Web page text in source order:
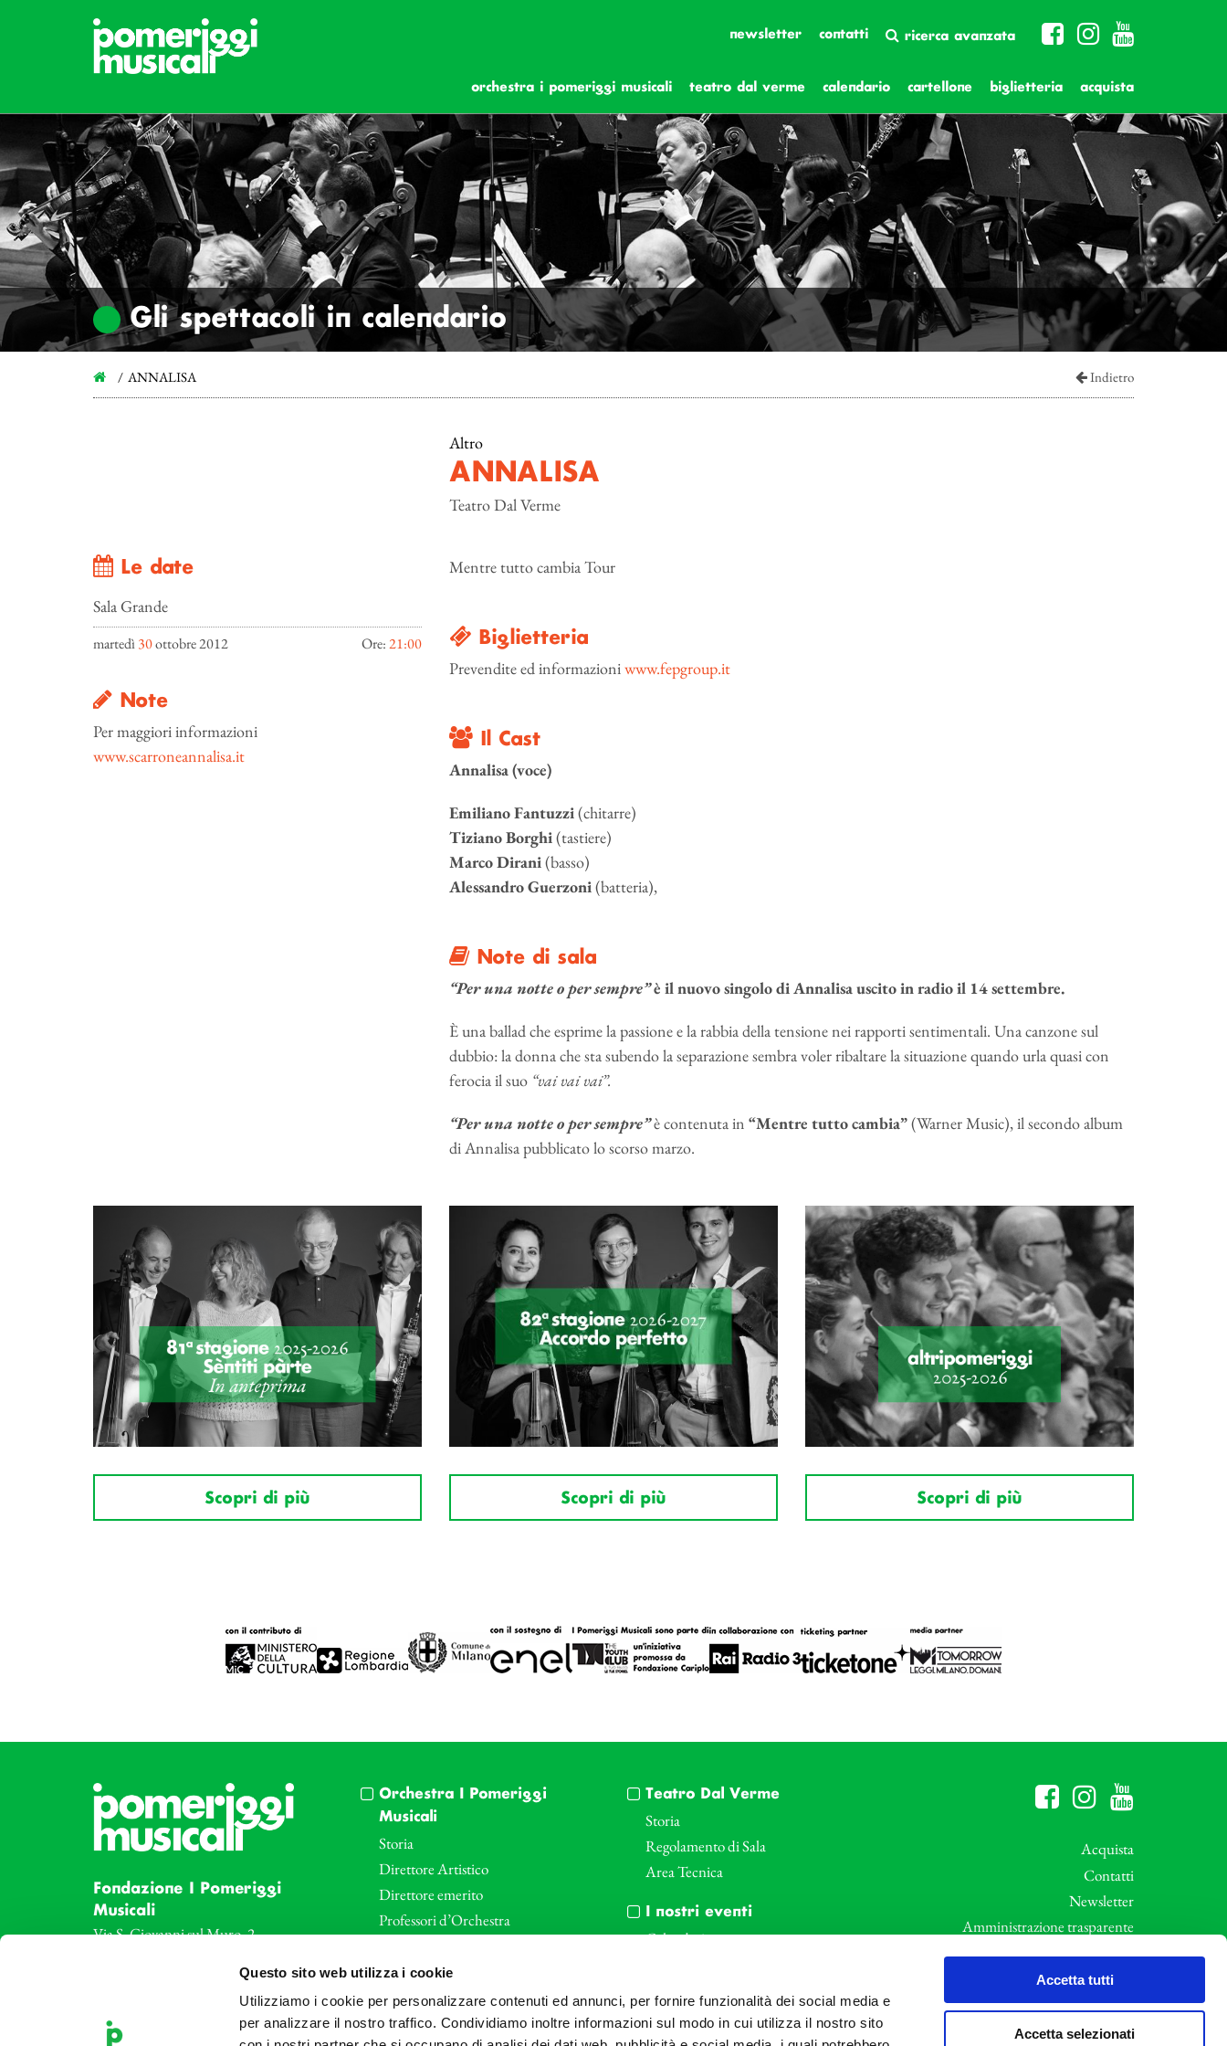
Questo sito web utilizza i cookie
Utilizziamo i cookie per personalizzare contenuti ed annunci, per fornire funzionalità dei social media e
per analizzare il nostro traffico. Condividiamo inoltre informazioni sul modo in cui utilizza il nostro sito
Accetta tutti
Accetta selezionati
newsletter contatti ricerca avanzata
orchestra i pomeriggi musicali teatro dal verme calendario cartellone biglietteria acquista
Gli spettacoli in calendario
ANNALISA Indietro
Le date
Sala Grande
martedì30ottobre 2012 Ore:21:00
Note
Per maggiori informazioni
www.scarroneannalisa.it
Altro
ANNALISA
Teatro Dal Verme
Mentre tutto cambia Tour
Biglietteria
Prevendite ed informazioniwww.fepgroup.it
Il Cast
Annalisa (voce)
Emiliano Fantuzzi(chitarre)
Tiziano Borghi(tastiere)
Marco Dirani(basso)
Alessandro Guerzoni(batteria),
Note di sala
“Per una notte o per sempre”è il nuovo singolo di Annalisa uscito in radio il 14 settembre.
È una ballad che esprime la passione e la rabbia della tensione nei rapporti sentimentali. Una canzone sul
dubbio: la donna che sta subendo la separazione sembra voler ribaltare la situazione quando urla quasi con
ferocia il suo “vai vai vai”.
“Per una notte o per sempre”è contenuta in “Mentre tutto cambia”(Warner Music), il secondo album
di Annalisa pubblicato lo scorso marzo.
Scopri di più Scopri di più Scopri di più
Fondazione I Pomeriggi
Musicali
Via S. Giovanni sul Muro, 2
Tel: +39 02 87905
Orchestra I Pomeriggi
Musicali
Storia
Direttore Artistico
Direttore emerito
Professori d’Orchestra
Le sale
Art Bonus
Teatro Dal Verme
Storia
Regolamento di Sala
Area Tecnica
I nostri eventi
Calendario
Biglietteria
Archivio Fotografico
Acquista
Contatti
Newsletter
Amministrazione trasparente
Whistleblowing
Privacy e Cookie Policy
Informative Privacy
Area riservata